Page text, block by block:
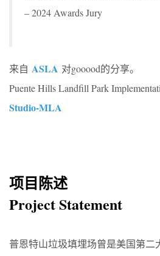
– 2024 Awards Jury
来自 ASLA 对gooood的分享。
Puente Hills Landfill Park
Studio-MLA
项目陈述
Project Statement
普恩特山垃圾填埋场曾是美国第二